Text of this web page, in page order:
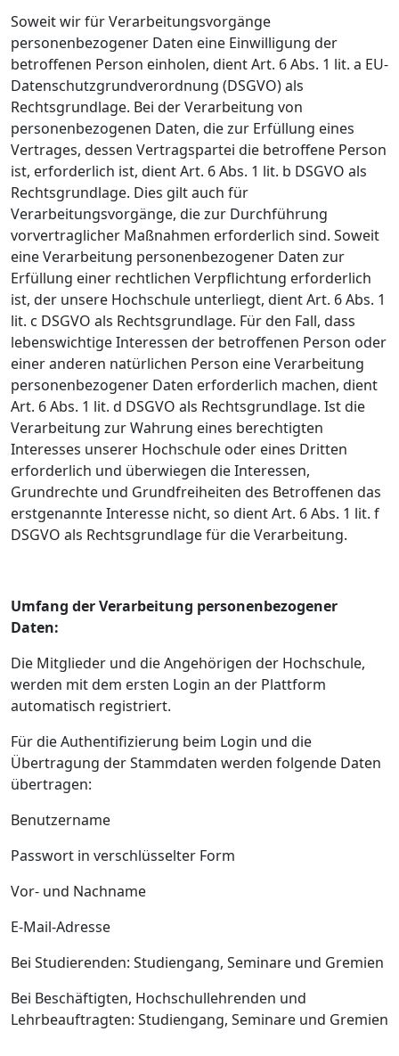
Soweit wir für Verarbeitungsvorgänge
personenbezogener Daten eine Einwilligung der
betroffenen Person einholen, dient Art. 6 Abs. 1 lit. a EU-
Datenschutzgrundverordnung (DSGVO) als
Rechtsgrundlage. Bei der Verarbeitung von
personenbezogenen Daten, die zur Erfüllung eines
Vertrages, dessen Vertragspartei die betroffene Person
ist, erforderlich ist, dient Art. 6 Abs. 1 lit. b DSGVO als
Rechtsgrundlage. Dies gilt auch für
Verarbeitungsvorgänge, die zur Durchführung
vorvertraglicher Maßnahmen erforderlich sind. Soweit
eine Verarbeitung personenbezogener Daten zur
Erfüllung einer rechtlichen Verpflichtung erforderlich
ist, der unsere Hochschule unterliegt, dient Art. 6 Abs. 1
lit. c DSGVO als Rechtsgrundlage. Für den Fall, dass
lebenswichtige Interessen der betroffenen Person oder
einer anderen natürlichen Person eine Verarbeitung
personenbezogener Daten erforderlich machen, dient
Art. 6 Abs. 1 lit. d DSGVO als Rechtsgrundlage. Ist die
Verarbeitung zur Wahrung eines berechtigten
Interesses unserer Hochschule oder eines Dritten
erforderlich und überwiegen die Interessen,
Grundrechte und Grundfreiheiten des Betroffenen das
erstgenannte Interesse nicht, so dient Art. 6 Abs. 1 lit. f
DSGVO als Rechtsgrundlage für die Verarbeitung.
Umfang der Verarbeitung personenbezogener
Daten:
Die Mitglieder und die Angehörigen der Hochschule,
werden mit dem ersten Login an der Plattform
automatisch registriert.
Für die Authentifizierung beim Login und die
Übertragung der Stammdaten werden folgende Daten
übertragen:
Benutzername
Passwort in verschlüsselter Form
Vor- und Nachname
E-Mail-Adresse
Bei Studierenden: Studiengang, Seminare und Gremien
Bei Beschäftigten, Hochschullehrenden und
Lehrbeauftragten: Studiengang, Seminare und Gremien